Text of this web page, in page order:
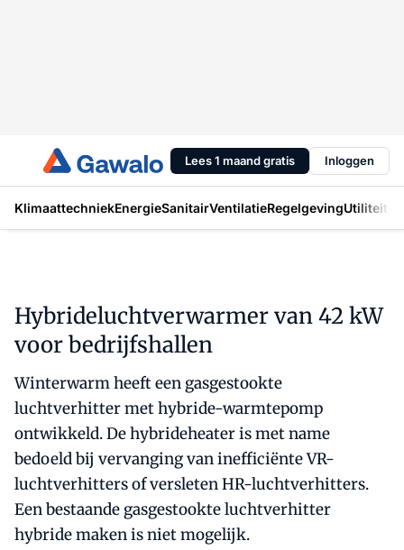
Lees 1 maand gratis Inloggen
KlimaattechniekEnergieSanitairVentilatieRegelgevingUtiliteit
Hybrideluchtverwarmer van 42 kW
voor bedrijfshallen
Winterwarm heeft een gasgestookte
luchtverhitter met hybride-warmtepomp
ontwikkeld. De hybrideheater is met name
bedoeld bij vervanging van inefficiënte VR-
luchtverhitters of versleten HR-luchtverhitters.
Een bestaande gasgestookte luchtverhitter
hybride maken is niet mogelijk.